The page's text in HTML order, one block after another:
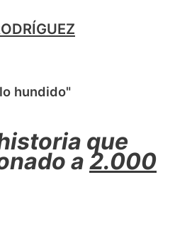
hundido"
que
a 2.000